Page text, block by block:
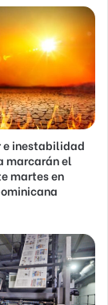
e inestabilidad
marcarán el
martes en